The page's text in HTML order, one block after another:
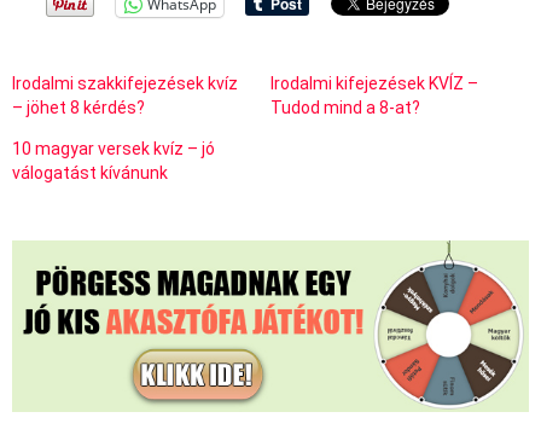
Irodalmi szakkifejezések kvíz
– jöhet 8 kérdés?
Irodalmi kifejezések KVÍZ –
Tudod mind a 8-at?
10 magyar versek kvíz – jó
válogatást kívánunk